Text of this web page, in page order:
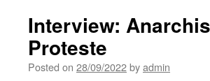
Interview:
Proteste
Posted on 28/09/2022byadmin